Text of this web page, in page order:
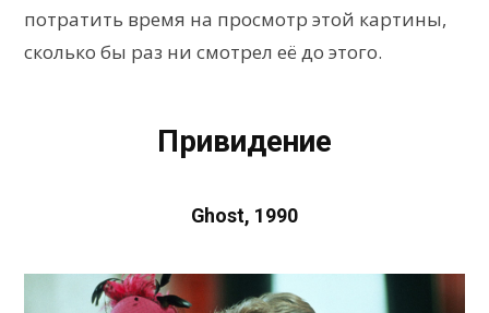
потратить время на просмотр этой картины,
сколько бы раз ни смотрел её до этого.
Привидение
Ghost, 1990